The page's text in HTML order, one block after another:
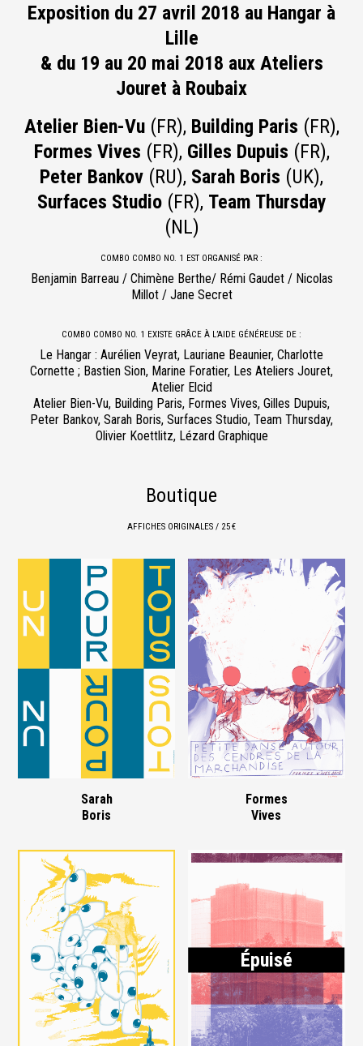
Exposition du 27 avril 2018 au Hangar à
Lille
& du 19 au 20 mai 2018 aux Ateliers
Jouret à Roubaix
Atelier Bien-Vu(FR), Building Paris (FR),
Formes Vives (FR), Gilles Dupuis (FR),
Peter Bankov (RU), Sarah Boris (UK),
Surfaces Studio(FR), Team Thursday
(NL)
COMBO COMBO NO. 1 EST ORGANISÉ PAR :
Benjamin Barreau / Chimène Berthe/ Rémi Gaudet / Nicolas
Millot / Jane Secret
COMBO COMBO NO. 1 EXISTE GRÂCE À L’AIDE GÉNÉREUSE DE :
Le Hangar : Aurélien Veyrat, Lauriane Beaunier, Charlotte
Cornette ; Bastien Sion, Marine Foratier, Les Ateliers Jouret,
Atelier Elcid
Atelier Bien-Vu, Building Paris, Formes Vives, Gilles Dupuis,
Peter Bankov, Sarah Boris, Surfaces Studio, Team Thursday,
Olivier Koettlitz, Lézard Graphique
Boutique
AFFICHES ORIGINALES / 25 €
Sarah
Boris
Formes
Vives
Épuisé